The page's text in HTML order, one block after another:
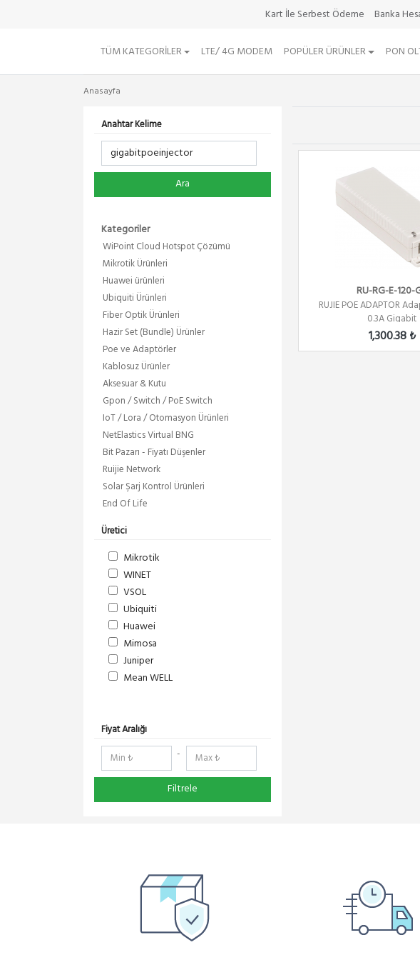
Kart İle Serbest Ödeme Banka
TÜM KATEGORILER LTE/ 4G MODEM POPÜLER ÜRÜNLER PON
Anasayfa
Anahtar Kelime
Ara
Kategoriler
WiPoint Cloud Hotspot Çözümü
Mikrotik Ürünleri
Huawei ürünleri
Ubiquiti Ürünleri
Fiber Optik Ürünleri
Hazir Set (Bundle) Ürünler
Poe ve Adaptörler
Kablosuz Ürünler
Aksesuar & Kutu
Gpon / Switch / PoE Switch
IoT / Lora / Otomasyon Ürünleri
NetElastics Virtual BNG
Bit Pazarı - Fiyatı Düşenler
Ruijie Network
Solar Şarj Kontrol Ürünleri
End Of Life
Üretici
Mikrotik
WINET
VSOL
Ubiquiti
Huawei
Mimosa
Juniper
Mean WELL
RedLine
RF Elements
NetElastic
Paessler
Compex
Extralink
Schneider Electric
DMA-SOFT
Fiyat Aralığı
-
Filtrele
RU-RG-E-120-
RUJIE POE ADAPTOR
0.3A Gigabit
1,300.38 ₺